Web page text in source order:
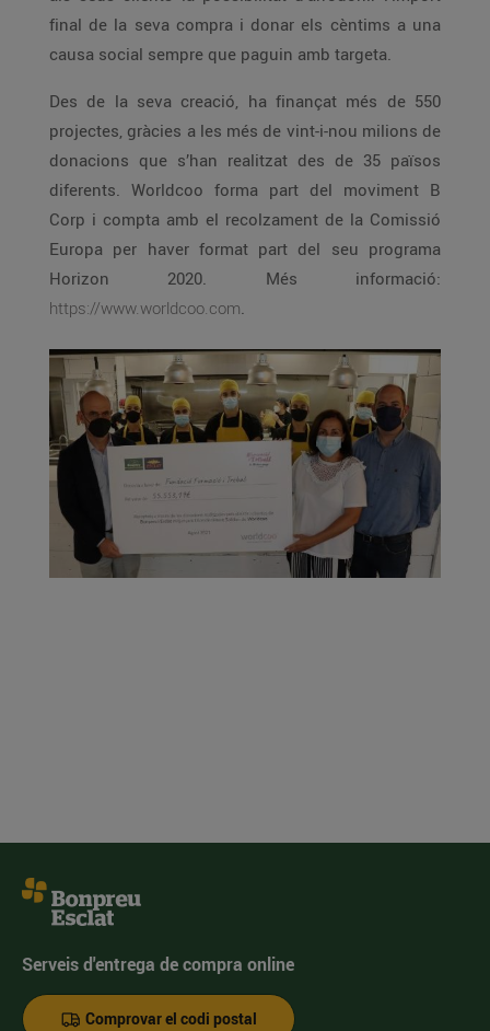
final de la seva compra i donar els cèntims a una
causa social sempre que paguin amb targeta.
Des de la seva creació, ha finançat més de 550
projectes, gràcies a les més de vint-i-nou milions de
donacions que s’han realitzat des de 35 països
diferents. Worldcoo forma part del moviment B
Corp i compta amb el recolzament de la Comissió
Europa per haver format part del seu programa
Horizon 2020. Més informació:
https://www.worldcoo.com.
Serveis d'entrega de compra online
Comprovar el codi postal